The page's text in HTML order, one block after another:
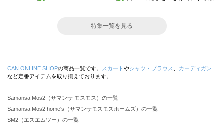
特集一覧を見る
CAN ONLINE SHOPの商品一覧です。 スカート やシャツ・ブラウス
カーディガン
など定番アイテムを取り揃えております。
Samansa Mos2（サマンサ モスモス）の一覧
Samansa Mos2 home's（サマンサモスモスホームズ）の一覧
SM2（エスエムツー）の一覧